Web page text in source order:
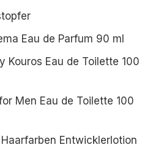
Eau de Parfum 90 ml
Kouros Eau de Toilette 100
Men Eau de Toilette 100
Entwicklerlotion